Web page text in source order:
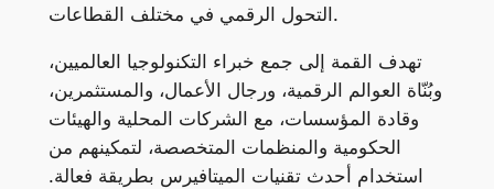
التحول الرقمي في مختلف القطاعات.
تهدف القمة إلى جمع خبراء التكنولوجيا العالميين،
وبُنّاة العوالم الرقمية، ورجال الأعمال، والمستثمرين،
وقادة المؤسسات، مع الشركات المحلية والهيئات
الحكومية والمنظمات المتخصصة، لتمكينهم من
استخدام أحدث تقنيات الميتافيرس بطريقة فعالة.